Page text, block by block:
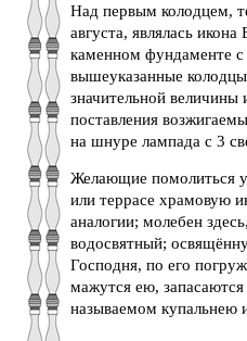
Над первым колодцем,
августа, являлась
каменном фундаменте с
вышеуказанные
значительной
поставления
на шнуре лампада с 3
Желающие помолиться у
или террасе храмовую
аналогии; молебен
водосвятный;
Господня, по его
мажутся ею,
называемом купальнею